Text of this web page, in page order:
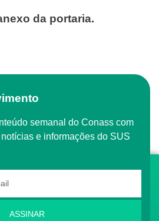
da portaria.
e informações do SUS
ASSINAR